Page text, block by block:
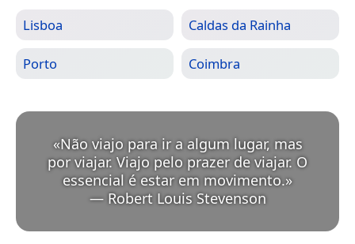
Lisboa Caldas da Rainha
Porto Coimbra
«Não viajo para ir a algum lugar, mas
por viajar. Viajo pelo prazer de viajar. O
essencial é estar em movimento.
— Robert Louis Stevenson